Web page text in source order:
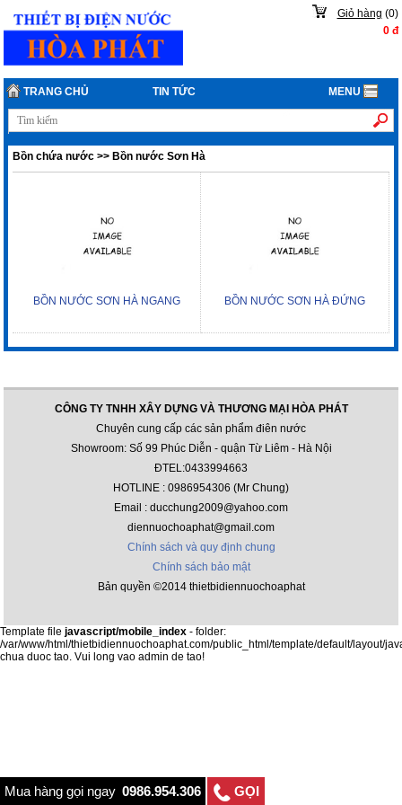
Giỏ hàng (0)
0đ
TRANG CHỦ TIN TỨC MENU
Bồn chứa nước >>Bồn nước Sơn Hà
BỒN NƯỚC SƠN HÀ NGANG BỒN NƯỚC SƠN HÀ ĐỨNG
CÔNG TY TNHH XÂY DỰNG VÀ THƯƠNG MẠI HÒA PHÁT
Chuyên cung cấp các sản phẩm điên nước
Showroom: Số 99 Phúc Diễn - quận Từ Liêm - Hà Nội
ĐTEL:0433994663
HOTLINE : 0986954306 (Mr Chung)
Email : ducchung2009@yahoo.com
diennuochoaphat@gmail.com
Chính sách và quy định chung
Chính sách bảo mật
Bản quyền ©2014 thietbidiennuochoaphat
Mua hàng gọi ngay 0986.954.306 GỌI
Template file javascript/mobile_index - folder:
/var/www/html/thietbidiennuochoaphat.com/public_html/template/default/layout/
chua duoc tao. Vui long vao admin de tao!